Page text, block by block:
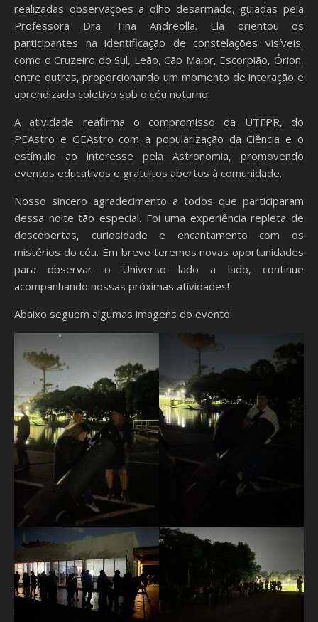
realizadas observações a olho desarmado, guiadas pela
Professora Dra. Tina Andreolla. Ela orientou os
participantes na identificação de constelações visíveis,
como o Cruzeiro do Sul, Leão, Cão Maior, Escorpião, Órion,
entre outras, proporcionando um momento de interação e
aprendizado coletivo sob o céu noturno.
A atividade reafirma o compromisso da UTFPR, do
PEAstro e GEAstro com a popularização da Ciência e o
estímulo ao interesse pela Astronomia, promovendo
eventos educativos e gratuitos abertos à comunidade.
Nosso sincero agradecimento a todos que participaram
dessa noite tão especial. Foi uma experiência repleta de
descobertas, curiosidade e encantamento com os
mistérios do céu. Em breve teremos novas oportunidades
para observar o Universo lado a lado, continue
acompanhando nossas próximas atividades!
Abaixo seguem algumas imagens do evento: